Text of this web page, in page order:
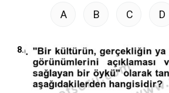
A B C D
8.